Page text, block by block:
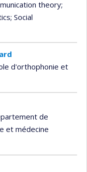
theory;
; Social
d'orthophonie et
de
et médecine